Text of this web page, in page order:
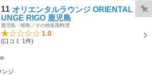
11 オリエンタルラウンジ ORIENTAL LO
UNGE RIGO 鹿児島
鹿児島・桜島／その他各国料理
1.0
(口コミ 1件)
ンジ